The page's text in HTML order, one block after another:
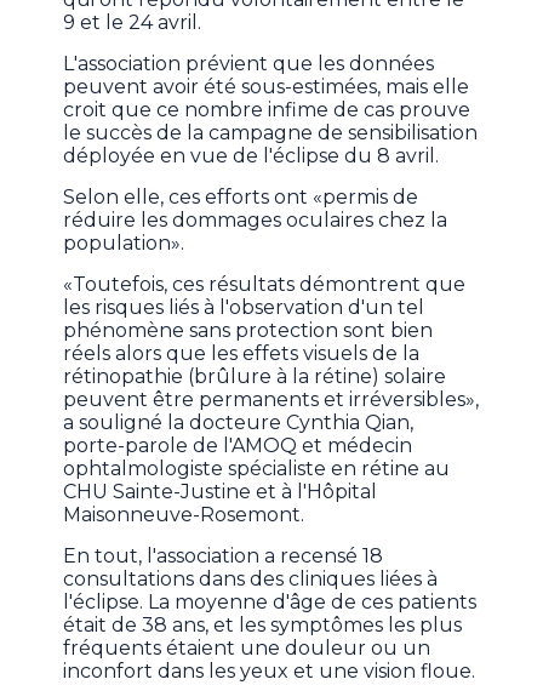
9 et le 24 avril.
L'association prévient que les données
peuvent avoir été sous-estimées, mais elle
croit que ce nombre infime de cas prouve
le succès de la campagne de sensibilisation
déployée en vue de l'éclipse du 8 avril.
Selon elle, ces efforts ont «permis de
réduire les dommages oculaires chez la
population».
«Toutefois, ces résultats démontrent que
les risques liés à l'observation d'un tel
phénomène sans protection sont bien
réels alors que les effets visuels de la
rétinopathie (brûlure à la rétine) solaire
peuvent être permanents et irréversibles»,
a souligné la docteure Cynthia Qian,
porte-parole de l'AMOQ et médecin
ophtalmologiste spécialiste en rétine au
CHU Sainte-Justine et à l'Hôpital
Maisonneuve-Rosemont.
En tout, l'association a recensé 18
consultations dans des cliniques liées à
l'éclipse. La moyenne d'âge de ces patients
était de 38 ans, et les symptômes les plus
fréquents étaient une douleur ou un
inconfort dans les yeux et une vision floue.